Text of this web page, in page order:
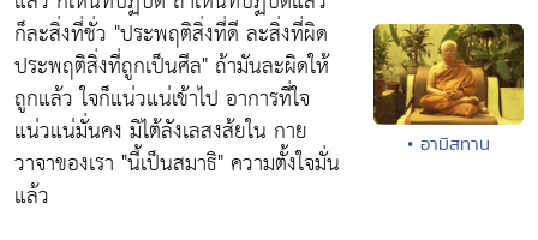
ก็ละสิ่งที่ชั่ว "ประพฤติสิ่งที่ดี ละสิ่งที่ผิด
ประพฤติสิ่งที่ถูกเป็นศีล"ถ้ามันละผิดให้
ถูกแล้ว ใจก็แน่วแน่เข้าไป อาการที่ใจ
แน่วแน่มั่นคง มิไต้ลังเลสงส้ยใน กาย
วาจาของเรา "นี้เป็นสมาธิ"ความตั้งใจมั่น
แล้ว
• อามิสทาน